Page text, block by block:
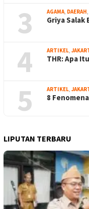
3 AGAMA, DAERAH,
Griya Salak
4 ARTIKEL,
THR: Apa
5 ARTIKEL,
8
LIPUTAN TERBARU